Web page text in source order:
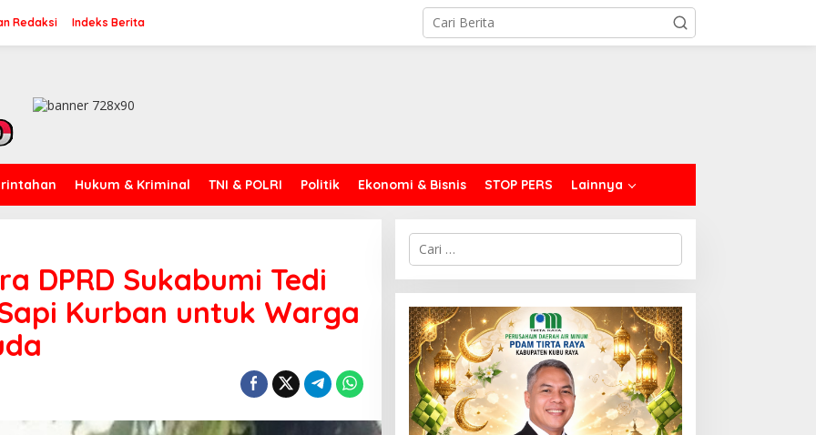
Redaksi Indeks Berita
Hukum & Kriminal TNI & POLRI Politik Ekonomi & Bisnis STOP PERS Lainnya
DPRD Sukabumi Tedi
Kurban untuk Warga
C
i
u
n
t
u
k
: